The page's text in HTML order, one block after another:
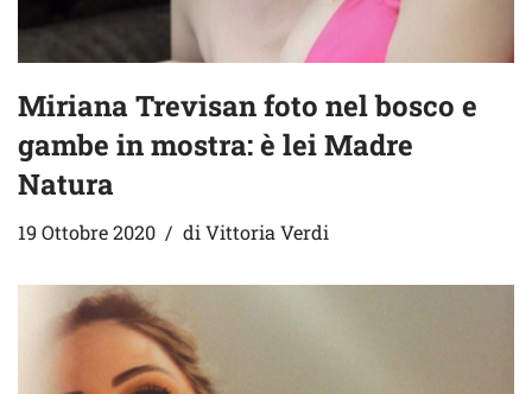
Miriana Trevisan foto nel bosco e
gambe in mostra: è lei Madre
Natura
19 Ottobre 2020 diVittoria Verdi